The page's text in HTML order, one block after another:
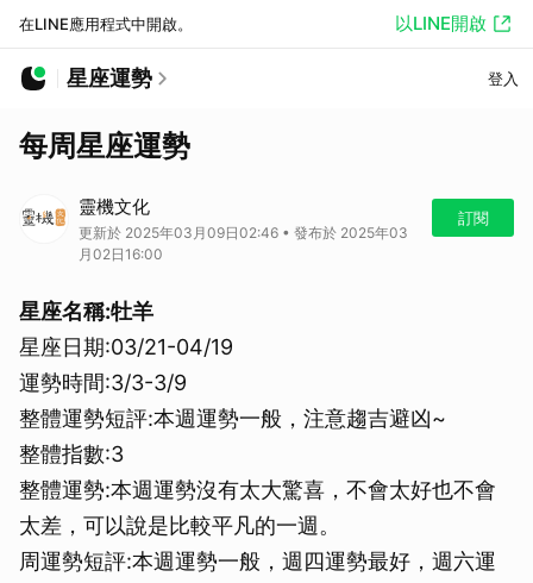
在LINE應用程式中開啟。 以LINE開啟
星座運勢 登入
每周星座運勢
靈機文化
更新於 2025年03月09日02:46 • 發布於 2025年03
月02日16:00
訂閱
星座名稱:牡羊
星座日期:03/21-04/19
運勢時間:3/3-3/9
整體運勢短評:本週運勢一般，注意趨吉避凶~
整體指數:3
整體運勢:本週運勢沒有太大驚喜，不會太好也不會
太差，可以說是比較平凡的一週。
周運勢短評:本週運勢一般，週四運勢最好，週六運